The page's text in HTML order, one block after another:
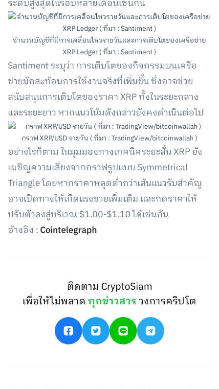
ระดับสูงสุดในรอบหลายเดือนเช่นกัน
จำนวนบัญชีที่มีการเคลื่อนไหวรายวันและการเติบโตของเครือข่าย
XRP Ledger ( ที่มา : Santiment )
Santiment ระบุว่า การเติบโตของกิจกรรมบนเครือ
ข่ายมักสะท้อนการใช้งานจริงที่เพิ่มขึ้น ซึ่งอาจช่วย
สนับสนุนการเติบโตของราคา XRP ทั้งในระยะกลาง
และระยะยาว หากแนวโน้มดังกล่าวยังคงดำเนินต่อไป
กราฟ XRP/USD รายวัน ( ที่มา : TradingView/bitcoinwallah )
อย่างไรก็ตาม ในมุมมองทางเทคนิคระยะสั้น XRP ยัง
เผชิญความเสี่ยงจากกราฟรูปแบบ Symmetrical
Triangle โดยหากราคาหลุดต่ำกว่าเส้นแนวรับสำคัญ
อาจเปิดทางให้เกิดแรงขายเพิ่มเติม และกดราคาให้
ปรับตัวลงสู่บริเวณ $1.00-$1.10 ได้เช่นกัน
อ้างอิง : Cointelegraph
ติดตาม CryptoSiam
เพื่อให้ไม่พลาดทุกข่าวสารวงการคริปโต